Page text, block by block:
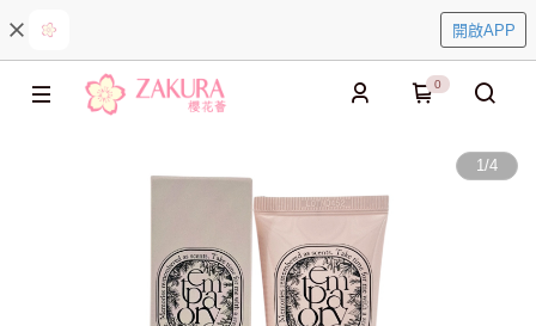
開啟APP
0
1/4